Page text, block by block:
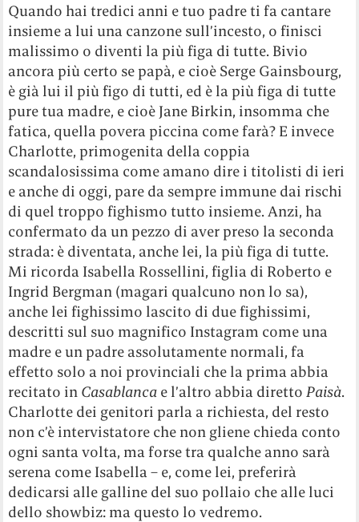
Quando hai tredici anni e tuo padre ti fa cantare
insieme a lui una canzone sull’incesto, o finisci
malissimo o diventi la più figa di tutte. Bivio
ancora più certo se papà, e cioè Serge Gainsbourg,
è già lui il più figo di tutti, ed è la più figa di tutte
pure tua madre, e cioè Jane Birkin, insomma che
fatica, quella povera piccina come farà? E invece
Charlotte, primogenita della coppia
scandalosissima come amano dire i titolisti di ieri
e anche di oggi, pare da sempre immune dai rischi
di quel troppo fighismo tutto insieme. Anzi, ha
confermato da un pezzo di aver preso la seconda
strada: è diventata, anche lei, la più figa di tutte.
Mi ricorda Isabella Rossellini, figlia di Roberto e
Ingrid Bergman (magari qualcuno non lo sa),
anche lei fighissimo lascito di due fighissimi,
descritti sul suo magnifico Instagram come una
madre e un padre assolutamente normali, fa
effetto solo a noi provinciali che la prima abbia
recitato in Casablanca e l’altro abbia direttoPaisà.
Charlotte dei genitori parla a richiesta, del resto
non c’è intervistatore che non gliene chieda conto
ogni santa volta, ma forse tra qualche anno sarà
serena come Isabella – e, come lei, preferirà
dedicarsi alle galline del suo pollaio che alle luci
dello showbiz: ma questo lo vedremo.